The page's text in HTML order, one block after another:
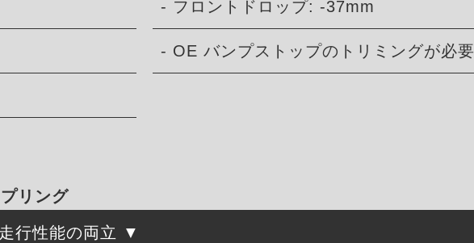
- フロントドロップ: -37mm
- OE バンプストップのトリミングが必要
リング
行性能の両立